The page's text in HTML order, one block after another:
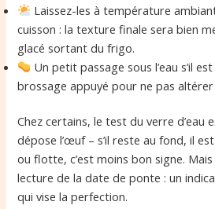
Laissez-les à température
cuisson : la texture finale sera bien
glacé sortant du frigo.
Un petit passage sous l’eau s’il
brossage appuyé pour ne pas
Chez certains, le test du verre d’eau
dépose l’œuf – s’il reste au fond, il
ou flotte, c’est moins bon signe.
lecture de la date de ponte : un
qui vise la perfection.